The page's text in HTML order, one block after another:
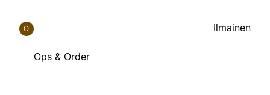
O
Ops & Order
Ilmainen